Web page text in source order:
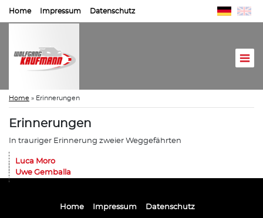
Home Impressum Datenschutz
Home » Erinnerungen
Erinnerungen
In trauriger Erinnerung zweier Weggefährten
Luca Moro
Uwe Gemballa
Home Impressum Datenschutz